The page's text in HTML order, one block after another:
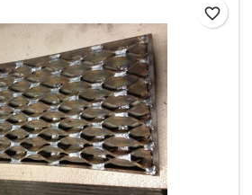
favorite_border